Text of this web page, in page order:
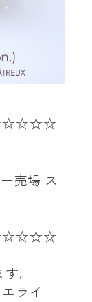
売場 ス
。
ライ